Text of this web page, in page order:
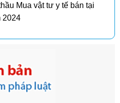
Mua vật tư y tế bán tại
2024